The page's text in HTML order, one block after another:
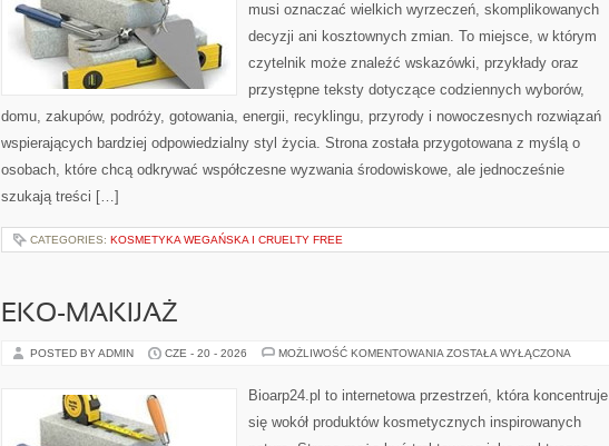
musi oznaczać wielkich wyrzeczeń, skomplikowanych
decyzji ani kosztownych zmian. To miejsce, w którym
czytelnik może znaleźć wskazówki, przykłady oraz
przystępne teksty dotyczące codziennych wyborów,
domu, zakupów, podróży, gotowania, energii, recyklingu, przyrody i nowoczesnych rozwiązań
wspierających bardziej odpowiedzialny styl życia. Strona została przygotowana z myślą o
osobach, które chcą odkrywać współczesne wyzwania środowiskowe, ale jednocześnie
szukają treści […]
CATEGORIES: KOSMETYKA WEGAŃSKA I CRUELTY FREE
EKO-MAKIJAŻ
POSTED BY ADMIN CZE - 20 - 2026 MOŻLIWOŚĆ KOMENTOWANIA EKO-
ZOSTAŁA WYŁĄCZONA
Bioarp24.pl to internetowa przestrzeń, która koncentruje
się wokół produktów kosmetycznych inspirowanych